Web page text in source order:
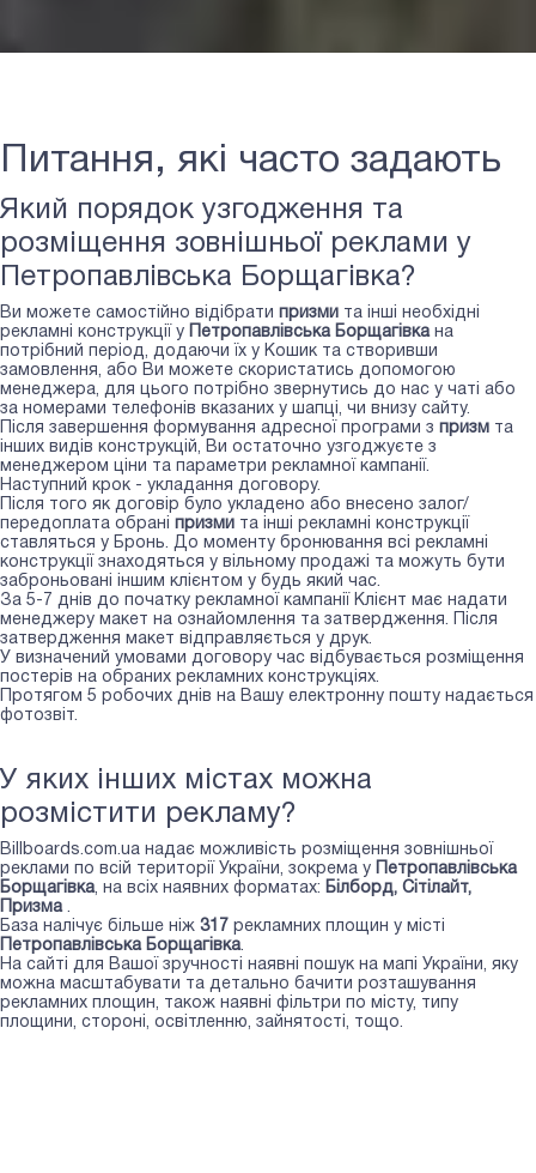
Питання, які часто задають
Який порядок узгодження та
розміщення зовнішньої реклами у
Петропавлівська Борщагівка?
Ви можете самостійно відібрати призми та інші необхідні
рекламні конструкції у
Петропавлівська Борщагівкана
потрібний період, додаючи їх у Кошик та створивши
замовлення, або Ви можете скористатись допомогою
менеджера, для цього потрібно звернутись до нас у чаті або
за номерами телефонів вказаних у шапці, чи внизу сайту.
Після завершення формування адресної програми з призм та
інших видів конструкцій, Ви остаточно узгоджуєте з
менеджером ціни та параметри рекламної кампанії.
Наступний крок - укладання договору.
Після того як договір було укладено або внесено залог/
передоплата обрані призми та інші рекламні конструкції
ставляться у Бронь. До моменту бронювання всі рекламні
конструкції знаходяться у вільному продажі та можуть бути
заброньовані іншим клієнтом у будь який час.
За 5-7 днів до початку рекламної кампанії Клієнт має надати
менеджеру макет на ознайомлення та затвердження. Після
затвердження макет відправляється у друк.
У визначений умовами договору час відбувається розміщення
постерів на обраних рекламних конструкціях.
Протягом 5 робочих днів на Вашу електронну пошту надається
фотозвіт.
У яких інших містах можна
розмістити рекламу?
Billboards.com.ua надає можливість розміщення зовнішньої
реклами по всій території України, зокрема у
Петропавлівська
Борщагівка, на всіх наявних форматах: Білборд, Сiтiлайт,
Призма.
База налічує більше ніж 317 рекламних площин у місті
Петропавлівська Борщагівка.
На сайті для Вашої зручності наявні пошук на мапі України, яку
можна масштабувати та детально бачити розташування
рекламних площин, також наявні фільтри по місту, типу
площини, стороні, освітленню, зайнятості, тощо.